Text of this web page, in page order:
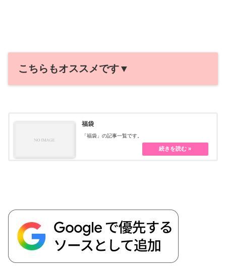
こちらもオススメです▼
福袋
「福袋」の記事一覧です。